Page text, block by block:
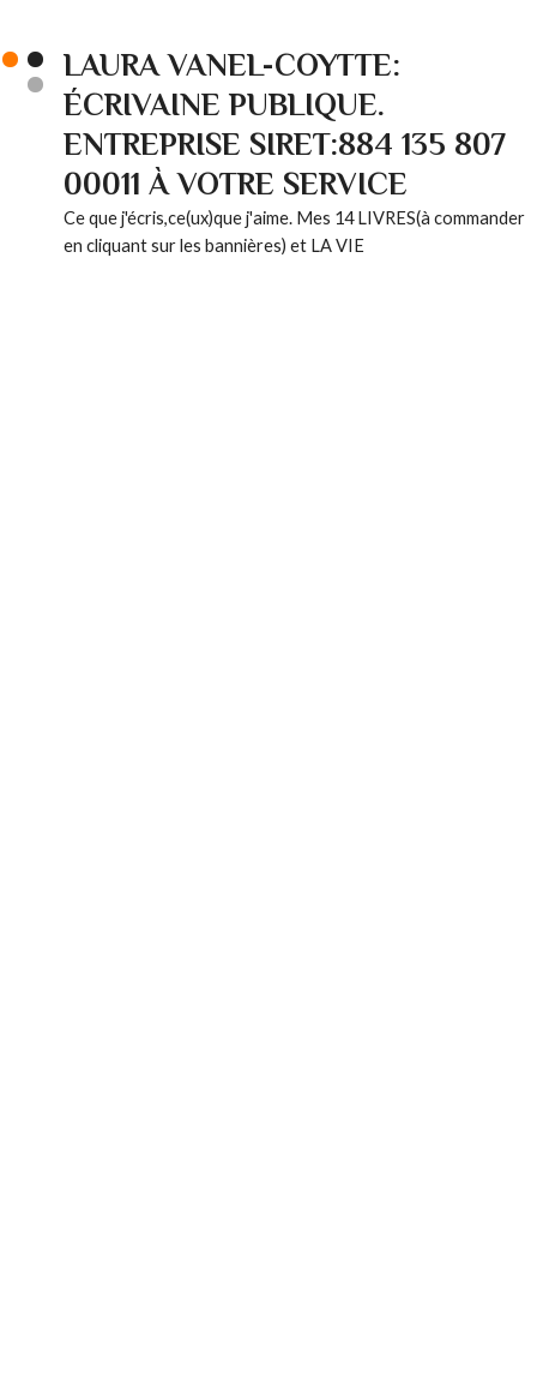
LAURA VANEL-COYTTE:
ÉCRIVAINE PUBLIQUE.
ENTREPRISE SIRET:884 135 807
00011 À VOTRE SERVICE
Ce que j'écris,ce(ux)que j'aime. Mes 14 LIVRES(à commander
en cliquant sur les bannières) et LA VIE